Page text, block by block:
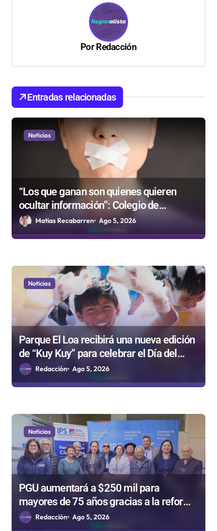
d
e
e
n
PorRedacción
Entradas relacionadas
Noticias
“Los que ganan son quienes quieren
ocultar información”: Colegio de
Periodistas cuestiona la “Ley Mordaza
2.0”
Matias Recabarren Ago 5, 2026
Noticias
Parque El Loa recibirá una nueva edición
de “Kuy Kuy” para celebrar el Día del
NiñoRedacción Ago 5, 2026
Noticias
PGU aumentará a $250 mil para
mayores de 75 años gracias a la reforma
aprobada el 2025
Redacción Ago 5, 2026